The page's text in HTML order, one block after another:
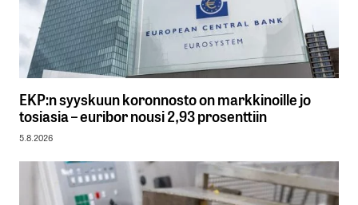
EKP:n syyskuun koronnosto on markkinoille jo
tosiasia – euribor nousi 2,93 prosenttiin
5.8.2026